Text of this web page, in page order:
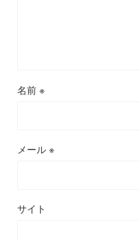
名前 ※
メール ※
サイト